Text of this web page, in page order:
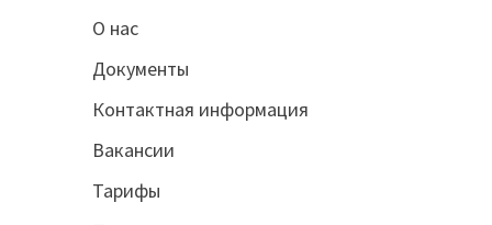
О нас
Документы
Контактная информация
Вакансии
Тарифы